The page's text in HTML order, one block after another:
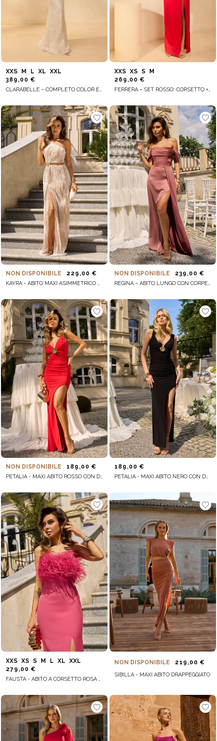
XXS M L XL
XXL
389,00 €
CLARABELLE – COMPLETO COLOR ECRU: CORSETTO + GONNA
XXS XS S
M
269,00 €
FERRERA – SET ROSSO: CORSETTO + GONNA
NON DISPONIBILE 229,00 €
KAYRA - ABITO MAXI ASIMMETRICO CON PAILLETTES
NON DISPONIBILE 239,00 €
REGINA – ABITO LUNGO CON CORPETTO STECCATO
NON DISPONIBILE 189,00 €
PETALIA - MAXI ABITO ROSSO CON DRAPPEGGIO
189,00 €
PETALIA - MAXI ABITO NERO CON DRAPPEGGIO
XXS XS S M L XL
XXL
279,00 €
NON DISPONIBILE 219,00 €
SIBILLA - MAXI ABITO DRAPPEGGIATO